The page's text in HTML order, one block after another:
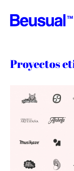
TM
Proyectos